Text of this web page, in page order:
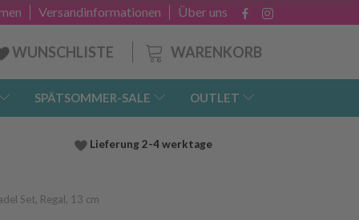
Über uns
Versandinformationen
WARENKORB
WUNSCHLISTE
SPÄTSOMMER-SALE OUTLET
Lieferung 2-4 werktage
Set, Regal, 13 cm